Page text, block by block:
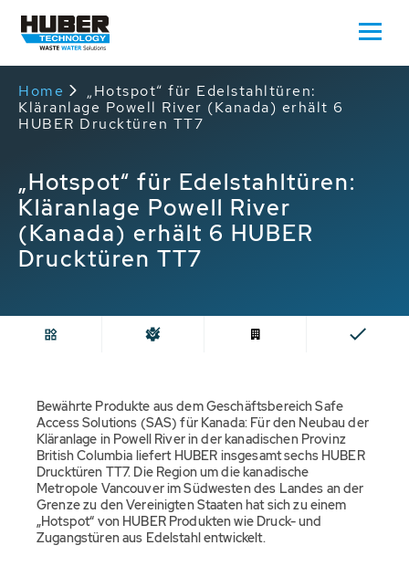
Home
„Hotspot“ für Edelstahltüren:
Kläranlage Powell River (Kanada) erhält 6
HUBER Drucktüren TT7
„Hotspot“ für Edelstahltüren:
Kläranlage Powell River
(Kanada) erhält 6 HUBER
Drucktüren TT7
Bewährte Produkte aus dem Geschäftsbereich Safe
Access Solutions (SAS) für Kanada: Für den Neubau der
Kläranlage in Powell River in der kanadischen Provinz
British Columbia liefert HUBER insgesamt sechs HUBER
Drucktüren TT7. Die Region um die kanadische
Metropole Vancouver im Südwesten des Landes an der
Grenze zu den Vereinigten Staaten hat sich zu einem
„Hotspot“ von HUBER Produkten wie Druck- und
Zugangstüren aus Edelstahl entwickelt.